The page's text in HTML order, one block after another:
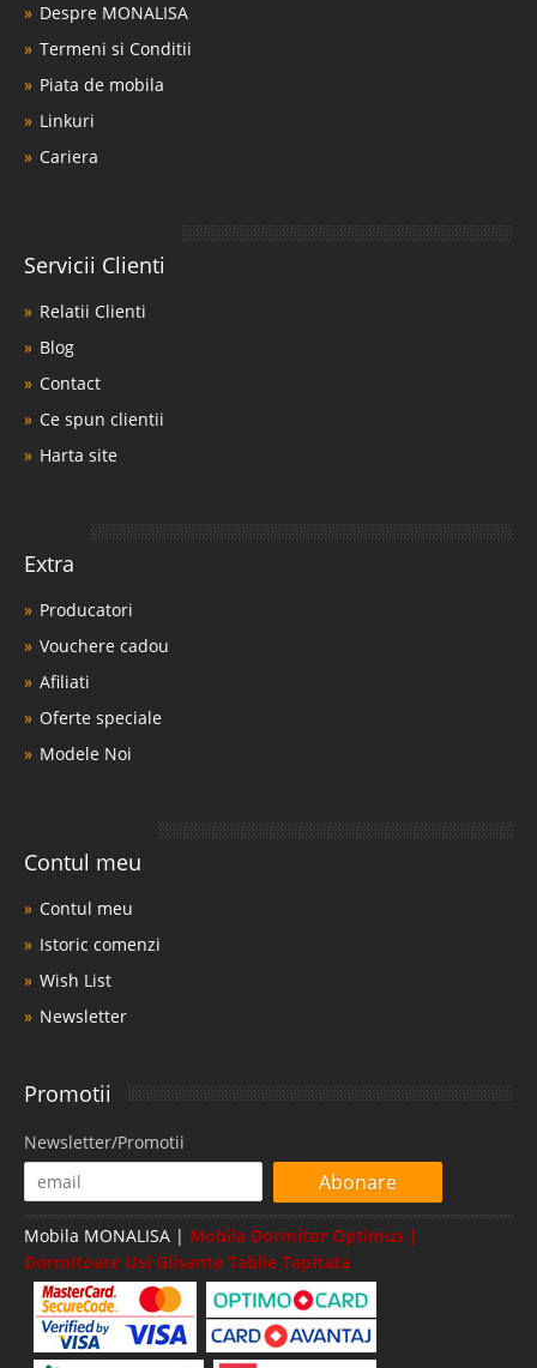
Despre MONALISA
Termeni si Conditii
Piata de mobila
Linkuri
Cariera
Servicii Clienti
Relatii Clienti
Blog
Contact
Ce spun clientii
Harta site
Extra
Producatori
Vouchere cadou
Afiliati
Oferte speciale
Modele Noi
Contul meu
Contul meu
Istoric comenzi
Wish List
Newsletter
Promotii
Newsletter/Promotii
Abonare
Mobila MONALISA | Mobila Dormitor Optimus |
Dormitoare Usi Glisante Tablie Tapitata